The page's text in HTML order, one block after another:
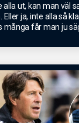
alla ut, kan man väl
Eller ja, inte alla så
många får man ju